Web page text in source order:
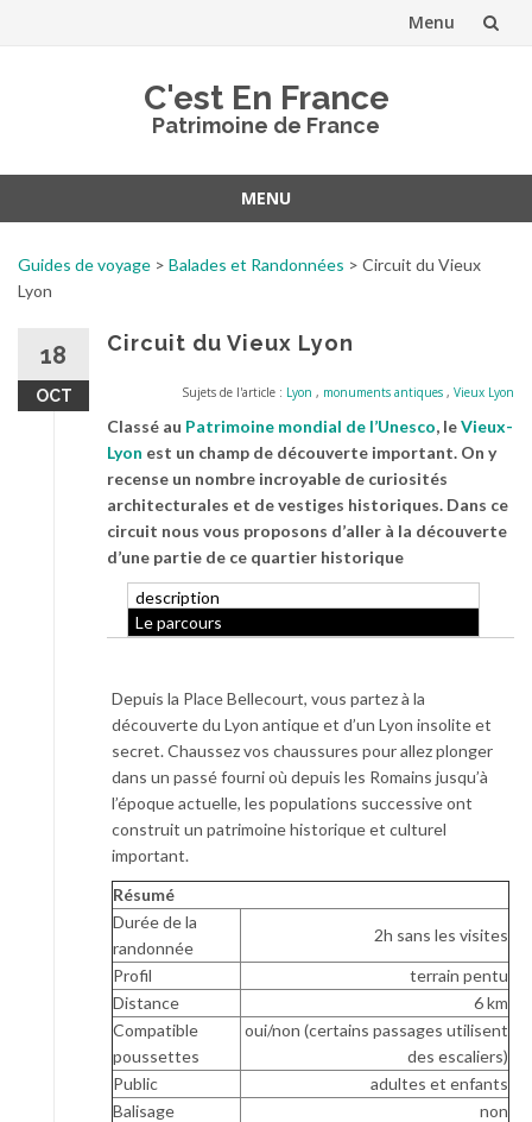
Menu
C'est En France
Patrimoine de France
MENU
contenu
Guides de voyage > Balades et Randonnées > Circuit du Vieux
Lyon
18
OCT
Circuit du Vieux Lyon
Sujets de l'article : Lyon , monuments antiques , Vieux Lyon
Classé au Patrimoine mondial de l’Unesco, leVieux-
Lyon est un champ de découverte important. On y
recense un nombre incroyable de curiosités
architecturales et de vestiges historiques. Dans ce
circuit nous vous proposons d’aller à la découverte
d’une partie de ce quartier historique
description
Le parcours
Depuis la Place Bellecourt, vous partez à la
découverte du Lyon antique et d’un Lyon insolite et
secret. Chaussez vos chaussures pour allez plonger
dans un passé fourni où depuis les Romains jusqu’à
l’époque actuelle, les populations successive ont
construit un patrimoine historique et culturel
important.
Résumé
Durée de la
randonnée
2h sans les visites
Profil
terrain pentu
Distance
6 km
Compatible
poussettes
oui/non (certains passages utilisent
des escaliers)
Public
adultes et enfants
Balisage
non